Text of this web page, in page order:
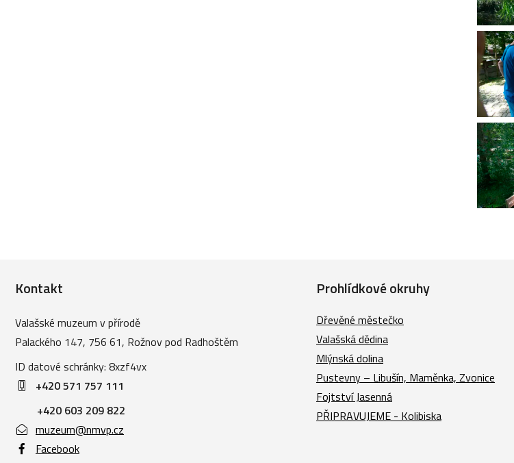
Kontakt
Valašské muzeum v přírodě
Palackého 147, 756 61, Rožnov pod Radhoštěm
ID datové schránky: 8xzf4vx
+420 571 757 111
+420 603 209 822
muzeum@nmvp.cz
Facebook
Prohlídkové okruhy
Dřevěné městečko
Valašská dědina
Mlýnská dolina
Pustevny – Libušín, Maměnka, Zvonice
Fojtství Jasenná
PŘIPRAVUJEME - Kolibiska